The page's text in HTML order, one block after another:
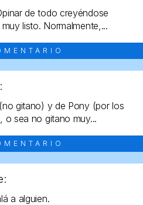
de todo creyéndose
listo. Normalmente,...
gitano) y de Pony (por los
o sea no gitano muy...
a alguien.